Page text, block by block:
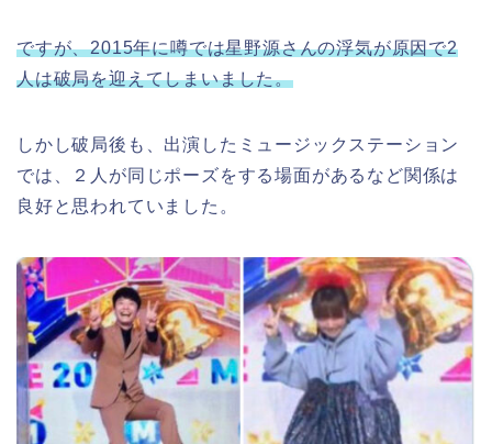
ですが、2015年に噂では星野源さんの浮気が原因で2
人は破局を迎えてしまいました。
しかし破局後も、出演したミュージックステーション
では、２人が同じポーズをする場面があるなど関係は
良好と思われていました。